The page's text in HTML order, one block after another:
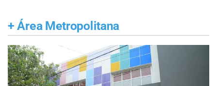
+ Área Metropolitana